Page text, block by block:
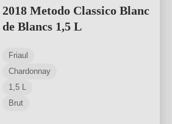
2018 Metodo Classico Blanc
de Blancs 1,5 L
Friaul
Chardonnay
1,5 L
Brut